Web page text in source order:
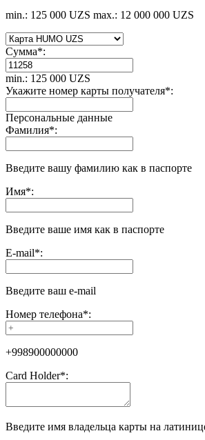
min.: 125 000 UZS max.: 12 000 000 UZS
Сумма*:
min.: 125 000 UZS
Укажите номер карты получателя*:
Персональные данные
Фамилия*:
Введите вашу фамилию как в паспорте
Имя*:
Введите ваше имя как в паспорте
E-mail*:
Введите ваш e-mail
Номер телефона*:
+998900000000
Сard Holder*:
Введите имя владельца карты на